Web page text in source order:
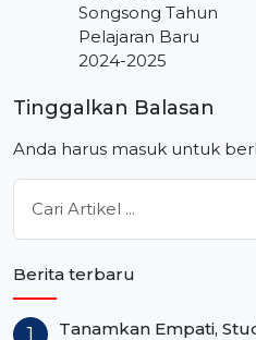
Songsong Tahun
Pelajaran Baru
2024-2025
Tinggalkan Balasan
Anda harus masuk untuk
Berita terbaru
Tanamkan Empati,